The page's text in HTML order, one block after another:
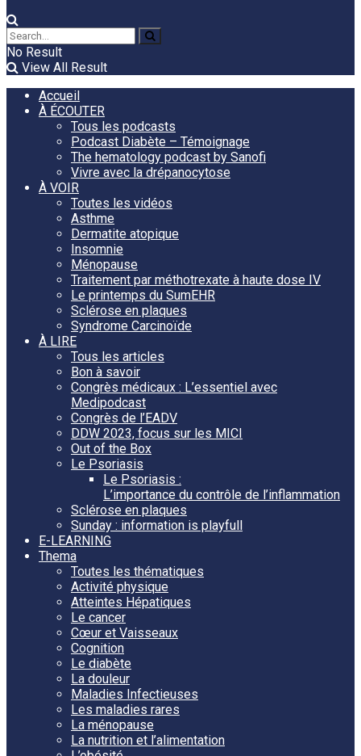
No Result
View All Result
Accueil
À ÉCOUTER
Tous les podcasts
Podcast Diabète – Témoignage
The hematology podcast by Sanofi
Vivre avec la drépanocytose
À VOIR
Toutes les vidéos
Asthme
Dermatite atopique
Insomnie
Ménopause
Traitement par méthotrexate à haute dose IV
Le printemps du SumEHR
Sclérose en plaques
Syndrome Carcinoïde
À LIRE
Tous les articles
Bon à savoir
Congrès médicaux : L’essentiel avec
Medipodcast
Congrès de l’EADV
DDW 2023, focus sur les MICI
Out of the Box
Le Psoriasis
Le Psoriasis :
L’importance du contrôle de l’inflammation
Sclérose en plaques
Sunday : information is playfull
E-LEARNING
Thema
Toutes les thématiques
Activité physique
Atteintes Hépatiques
Le cancer
Cœur et Vaisseaux
Cognition
Le diabète
La douleur
Maladies Infectieuses
Les maladies rares
La ménopause
La nutrition et l’alimentation